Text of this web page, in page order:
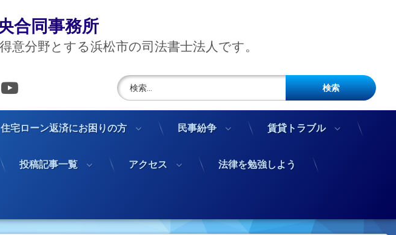
合同事務所
意分野とする浜松市の司法書士法人です。
ールアドレス
YouTube 検索:
住宅ローン返済にお困りの方 民事紛争 賃貸トラブル
投稿記事一覧 アクセス 法律を勉強しよう